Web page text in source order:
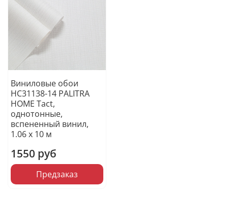
Виниловые обои
HC31138-14 PALITRA
HOME Tact,
однотонные,
вспененный винил,
1.06 х 10 м
1550 руб
Предзаказ